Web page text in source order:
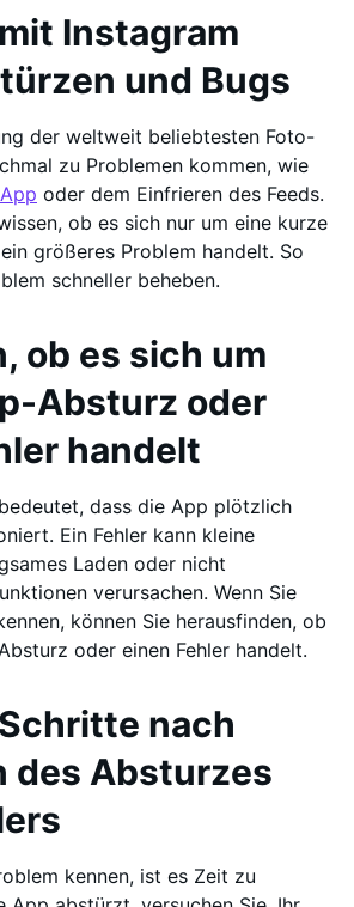
Instagram
und Bugs
der weltweit beliebtesten Foto-
zu Problemen kommen, wie
oder dem Einfrieren des Feeds.
ob es sich nur um eine kurze
größeres Problem handelt. So
schneller beheben.
ob es sich um
Absturz oder
handelt
dass die App plötzlich
Ein Fehler kann kleine
Laden oder nicht
verursachen. Wenn Sie
können Sie herausfinden, ob
oder einen Fehler handelt.
nach
des Absturzes
kennen, ist es Zeit zu